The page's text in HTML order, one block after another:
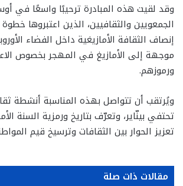
وقد لقيت هذه المبادرة ترحيبًا واسعًا في
الجمعويين والثقافيين، الذين اعتبروها
إنصاف الثقافة الأمازيغية داخل الفضاء
موجهة إلى الأمازيغ في المهجر بخصوص
ورموزهم.
ويُرتقب أن تتواصل بهذه المناسبة أنشطة
تحتفي بينّاير، وتعرّف بتاريخ ورمزية السنة
تعزيز الحوار بين الثقافات وترسيخ قيم
مقالات ذات صلة